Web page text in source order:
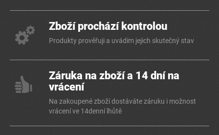
Zboží prochází kontrolou
Produkty prověřuji a uvádím jejich skutečný stav
Záruka na zboží a 14 dní na
vrácení
Na zakoupené zboží dostáváte záruku i možnost
vrácení ve 14denní lhůtě